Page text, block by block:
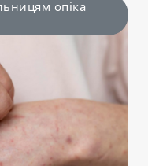
опіка